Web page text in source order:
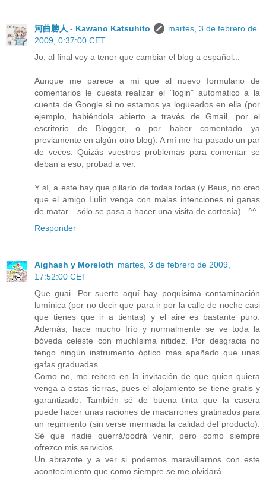
河曲勝人 - Kawano Katsuhito
martes, 3 de febrero de
2009, 0:37:00 CET
Jo, al final voy a tener que cambiar el blog a español...
Aunque me parece a mí que al nuevo formulario de
comentarios le cuesta realizar el "login" automático a la
cuenta de Google si no estamos ya logueados en ella (por
ejemplo, habiéndola abierto a través de Gmail, por el
escritorio de Blogger, o por haber comentado ya
previamente en algún otro blog). A mí me ha pasado un par
de veces. Quizás vuestros problemas para comentar se
deban a eso, probad a ver.
Y sí, a este hay que pillarlo de todas todas (y Beus, no creo
que el amigo Lulin venga con malas intenciones ni ganas
de matar... sólo se pasa a hacer una visita de cortesía) . ^^
Responder
Aighash y Moreloth martes, 3 de febrero de 2009,
17:52:00 CET
Que guai. Por suerte aquí hay poquísima contaminación
lumínica (por no decir que para ir por la calle de noche casi
que tienes que ir a tientas) y el aire es bastante puro.
Además, hace mucho frío y normalmente se ve toda la
bóveda celeste con muchísima nitidez. Por desgracia no
tengo ningún instrumento óptico más apañado que unas
gafas graduadas.
Como no, me reitero en la invitación de que quien quiera
venga a estas tierras, pues el alojamiento se tiene gratis y
garantizado. También sé de buena tinta que la casera
puede hacer unas raciones de macarrones gratinados para
un regimiento (sin verse mermada la calidad del producto).
Sé que nadie querrá/podrá venir, pero como siempre
ofrezco mis servicios.
Un abrazote y a ver si podemos maravillarnos con este
acontecimiento que como siempre se me olvidará.